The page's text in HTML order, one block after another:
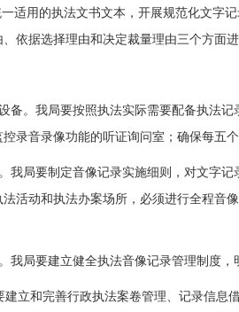
适用的执法文书文本，开展规范化文字
依据选择理由和决定裁量理由三个方面进
备。我局要按照执法实际需要配备执法
录音录像功能的听证询问室；确保每五
我局要制定音像记录实施细则，对文字
活动和执法办案场所，必须进行全程音
我局要建立健全执法音像记录管理制度
建立和完善行政执法案卷管理、记录信息